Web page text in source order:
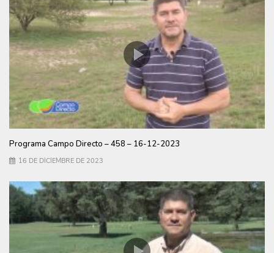
Programa Campo Directo – 458 – 16-12-2023
16 DE DICIEMBRE DE 2023